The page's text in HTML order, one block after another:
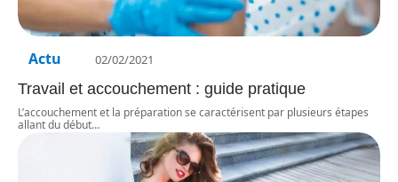
Actu 02/02/2021
Travail et accouchement : guide pratique
L’accouchement et la préparation se caractérisent par plusieurs étapes
allant du début…